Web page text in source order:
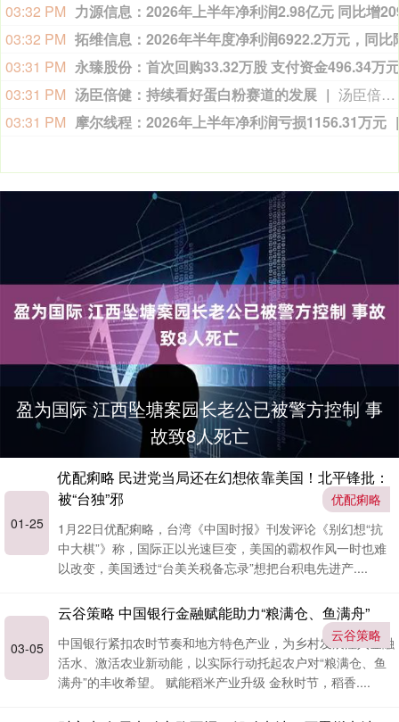
03:32 PM
03:32 PM
03:31 PM 永臻股份：首次回购33.32万股 支付资金496.34万元
03:31 PM 汤臣倍健：持续看好蛋白粉赛道的发展
汤臣倍健在投资者业绩电话会表示，受益于消费者对增强免疫和运动营养的需求提升，蛋白粉品类需求持续增长，公司持续看好蛋白粉赛道的发展。
03:31 PM 摩尔线程：2026年上半年净利润亏损1156.31万元
盈为国际 江西坠塘案园长老公已被警方控制 事
故致8人死亡
01-25
优配痢略 民进党当局还在幻想依靠美国！北平锋批：
被“台独”邪
优配痢略
1月22日优配痢略，台湾《中国时报》刊发评论《别幻想“抗
中大棋”》称，国际正以光速巨变，美国的霸权作风一时也难
以改变，美国透过“台美关税备忘录”想把台积电先进产....
03-05
云谷策略 中国银行金融赋能助力“粮满仓、鱼满舟”
云谷策略
中国银行紧扣农时节奏和地方特色产业，为乡村发展注入金融
活水、激活农业新动能，以实际行动托起农户对“粮满仓、鱼
满舟”的丰收希望。 赋能稻米产业升级 金秋时节，稻香....